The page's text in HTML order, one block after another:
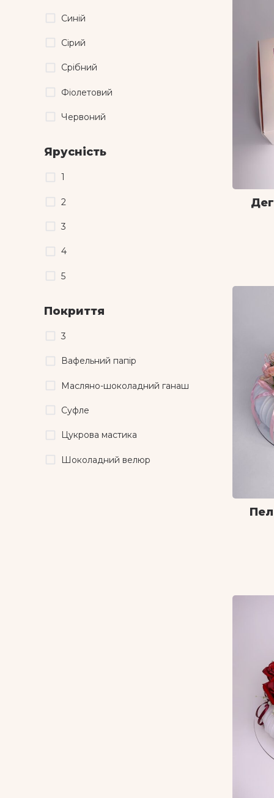
Синій
Сірий
Срібний
Фіолетовий
Червоний
Ярусність
1
2
3
4
5
Покриття
3
Вафельний папір
Масляно-шоколадний ганаш
Суфле
Цукрова мастика
Шоколадний велюр